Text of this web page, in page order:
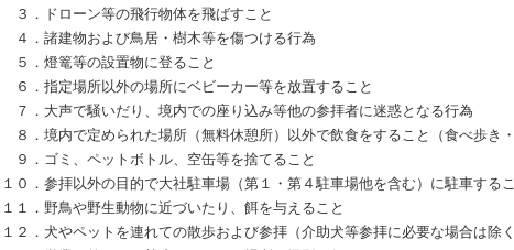
３．ドローン等の飛行物体を飛ばすこと
４．諸建物および鳥居・樹木等を傷つける行為
５．燈篭等の設置物に登ること
６．指定場所以外の場所にベビーカー等を放置すること
７．大声で騒いだり、境内での座り込み等他の参拝者に迷惑となる行為
８．境内で定められた場所（無料休憩所）以外で飲食をすること（食べ歩き・
９．ゴミ、ペットボトル、空缶等を捨てること
１０．参拝以外の目的で大社駐車場（第１・第４駐車場他を含む）に駐車する
１１．野鳥や野生動物に近づいたり、餌を与えること
１２．犬やペットを連れての散歩および参拝（介助犬等参拝に必要な場合は除く